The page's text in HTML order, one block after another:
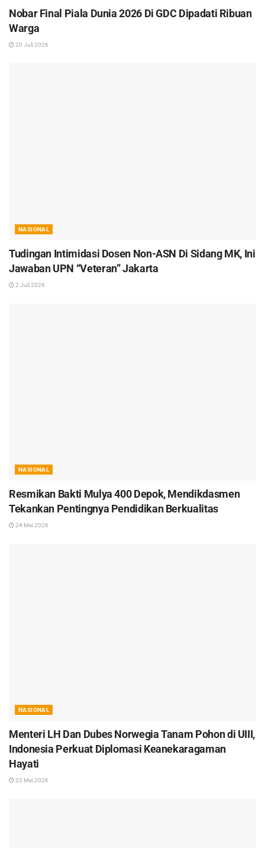
Nobar Final Piala Dunia 2026 Di GDC Dipadati Ribuan
Warga
20 Juli 2026
NASIONAL
Tudingan Intimidasi Dosen Non-ASN Di Sidang MK, Ini
Jawaban UPN “Veteran” Jakarta
2 Juli 2026
NASIONAL
Resmikan Bakti Mulya 400 Depok, Mendikdasmen
Tekankan Pentingnya Pendidikan Berkualitas
24 Mei 2026
NASIONAL
Menteri LH Dan Dubes Norwegia Tanam Pohon di UIII,
Indonesia Perkuat Diplomasi Keanekaragaman
Hayati
22 Mei 2026